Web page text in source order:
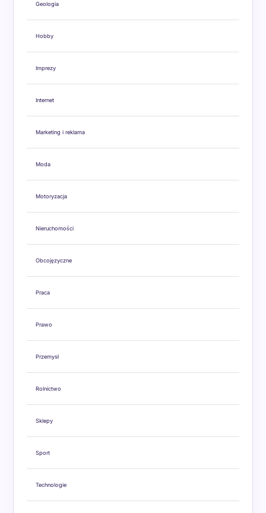
Geologia
Hobby
Imprezy
Internet
Marketing i reklama
Moda
Motoryzacja
Nieruchomości
Obcojęzyczne
Praca
Prawo
Przemysł
Rolnictwo
Sklepy
Sport
Technologie